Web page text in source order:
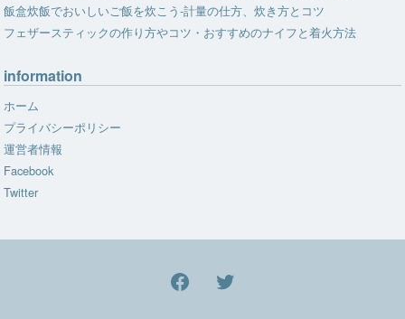
飯盒炊飯でおいしいご飯を炊こう-計量の仕方、炊き方とコツ
フェザースティックの作り方やコツ・おすすめのナイフと着火方法
information
ホーム
プライバシーポリシー
運営者情報
Facebook
Twitter
facebook